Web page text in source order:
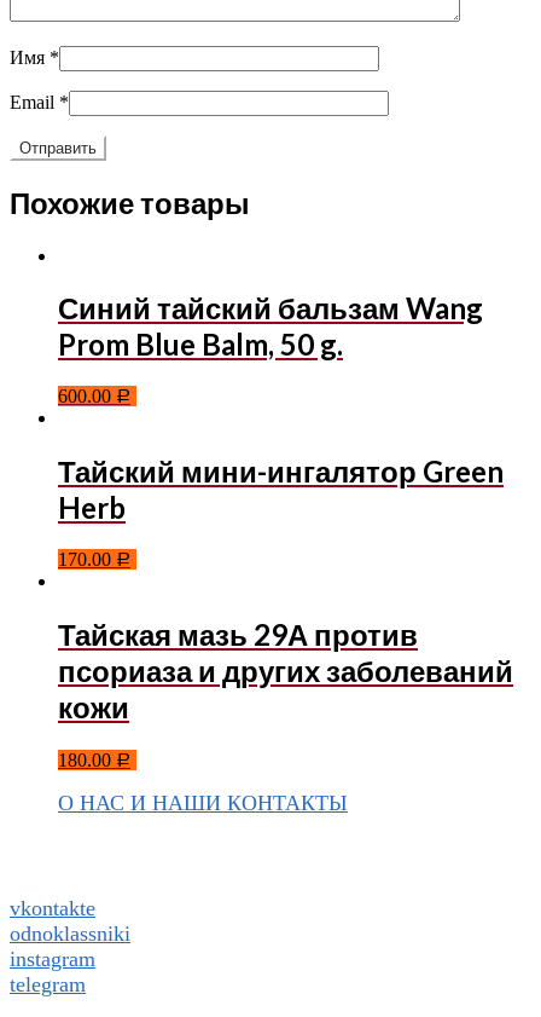
Имя *
Email *
Похожие товары
Синий тайский бальзам Wang
Prom Blue Balm, 50 g.
600.00 Р
Тайский мини-ингалятор Green
Herb
170.00 Р
Тайская мазь 29А против
псориаза и других заболеваний
кожи
180.00 Р
О НАС И НАШИ КОНТАКТЫ
vkontakte
odnoklassniki
instagram
telegram